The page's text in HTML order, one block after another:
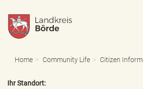
Home Community Life Citizen
Ihr Standort: